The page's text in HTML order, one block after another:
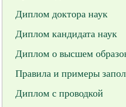
Диплом доктора наук
Диплом кандидата наук
Диплом о высшем
Правила и примеры
Диплом с проводкой